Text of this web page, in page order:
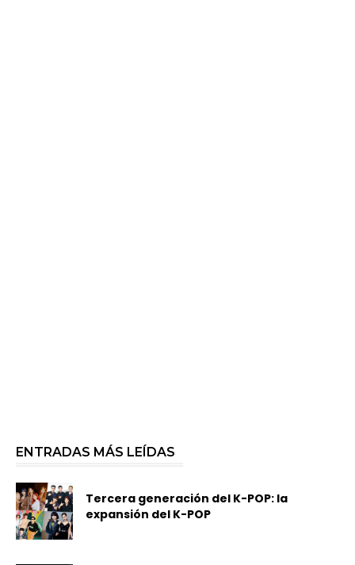
ENTRADAS MÁS LEÍDAS
Tercera generación del K-POP: la
expansión del K-POP